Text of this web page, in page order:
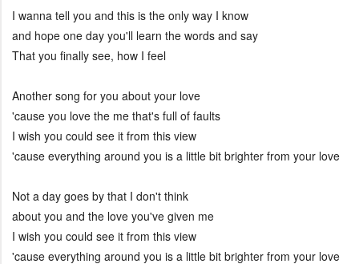
I wanna tell you and this is the only way I know
and hope one day you'll learn the words and say
That you finally see, how I feel
Another song for you about your love
'cause you love the me that's full of faults
I wish you could see it from this view
'cause everything around you is a little bit brighter from your love
Not a day goes by that I don't think
about you and the love you've given me
I wish you could see it from this view
'cause everything around you is a little bit brighter from your love